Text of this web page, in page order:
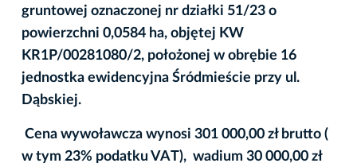
gruntowej oznaczonej nr działki 51/23 o
powierzchni 0,0584 ha, objętej KW
KR1P/00281080/2, położonej w obrę bie 16
jednostka ewidencyjna Śródmieście przy ul.
Dąbskiej.
Cena wywoławcza wynosi 301 000,00 zł brutto (
w tym 23% podatku VAT), wadium 30 000,00 zł